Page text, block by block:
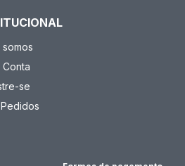
somos
Conta
se